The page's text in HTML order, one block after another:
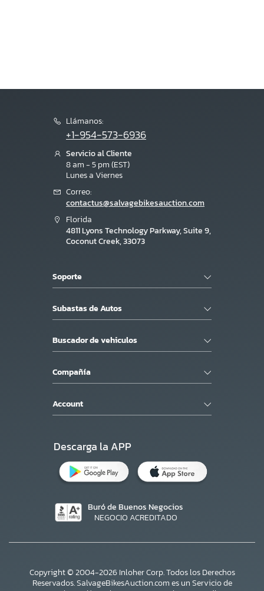
Llámanos:
+1-954-573-6936
Servicio al Cliente
8 am - 5 pm (EST)
Lunes a Viernes
Correo:
contactus@salvagebikesauction.com
Florida
4811 Lyons Technology Parkway, Suite 9,
Coconut Creek, 33073
Soporte
Subastas de Autos
Buscador de vehiculos
Compañía
Account
Descarga la APP
Buró de Buenos Negocios
NEGOCIO ACREDITADO
Copyright © 2004-2026 Inloher Corp. Todos los Derechos
Reservados. SalvageBikesAuction.com es un Servicio de